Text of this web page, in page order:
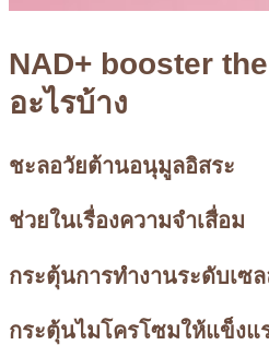
NAD+ booster
อะไรบ้าง
ชะลอวัยต้านอนุมูลอิสระ
ช่วยในเรื่องความจำเสื่อม
กระตุ้นการทำงานระดับเซ
กระตุ้นไมโครโซมให้แข็งแ